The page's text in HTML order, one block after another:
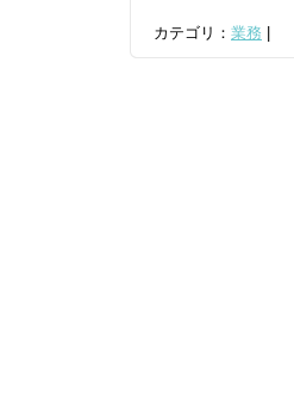
カテゴリ： 業務